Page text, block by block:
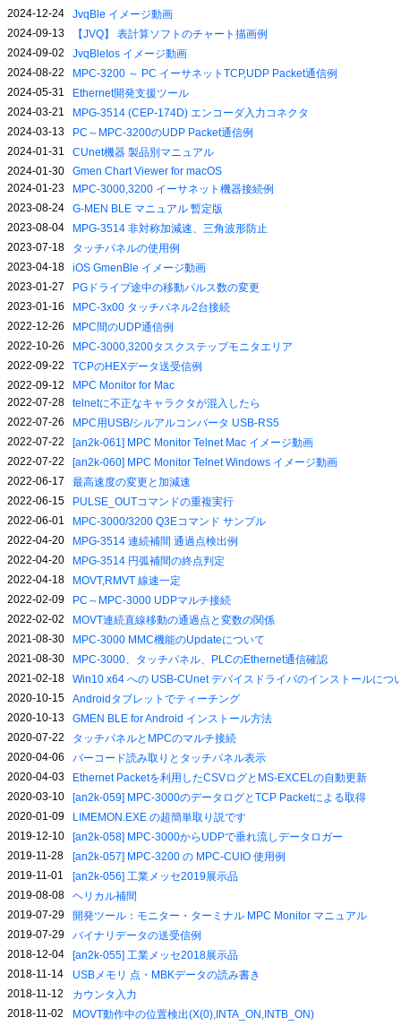
2024-12-24
JvqBle イメージ動画
2024-09-13
【JVQ】 表計算ソフトのチャート描画例
2024-09-02
JvqBleIos イメージ動画
2024-08-22
MPC-3200 ～ PC イーサネットTCP,UDP Packet通信例
2024-05-31
Ethernet開発支援ツール
2024-03-21
MPG-3514 (CEP-174D) エンコーダ入力コネクタ
2024-03-13
PC～MPC-3200のUDP Packet通信例
2024-01-31
CUnet機器 製品別マニュアル
2024-01-30
Gmen Chart Viewer for macOS
2024-01-23
MPC-3000,3200 イーサネット機器接続例
2023-08-24
G-MEN BLE マニュアル 暫定版
2023-08-04
MPG-3514 非対称加減速、三角波形防止
2023-07-18
タッチパネルの使用例
2023-04-18
iOS GmenBle イメージ動画
2023-01-27
PGドライブ途中の移動パルス数の変更
2023-01-16
MPC-3x00 タッチパネル2台接続
2022-12-26
MPC間のUDP通信例
2022-10-26
MPC-3000,3200タスクステップモニタエリア
2022-09-22
TCPのHEXデータ送受信例
2022-09-12
MPC Monitor for Mac
2022-07-28
telnetに不正なキャラクタが混入したら
2022-07-26
MPC用USB/シルアルコンバータ USB-RS5
2022-07-22
[an2k-061] MPC Monitor Telnet Mac イメージ動画
2022-07-22
[an2k-060] MPC Monitor Telnet Windows イメージ動画
2022-06-17
最高速度の変更と加減速
2022-06-15
PULSE_OUTコマンドの重複実行
2022-06-01
MPC-3000/3200 Q3Eコマンド サンプル
2022-04-20
MPG-3514 連続補間 通過点検出例
2022-04-20
MPG-3514 円弧補間の終点判定
2022-04-18
MOVT,RMVT 線速一定
2022-02-09
PC～MPC-3000 UDPマルチ接続
2022-02-02
MOVT連続直線移動の通過点と変数の関係
2021-08-30
MPC-3000 MMC機能のUpdateについて
2021-08-30
MPC-3000、タッチパネル、PLCのEthernet通信確認
2021-02-18
Win10 x64 への USB-CUnet デバイスドライバのインストールにつ
2020-10-15
Androidタブレットでティーチング
2020-10-13
GMEN BLE for Android インストール方法
2020-07-22
タッチパネルとMPCのマルチ接続
2020-04-06
バーコード読み取りとタッチパネル表示
2020-04-03
Ethernet Packetを利用したCSVログとMS-EXCELの自動更新
2020-03-10
[an2k-059] MPC-3000のデータログとTCP Packetによる取得
2020-01-09
LIMEMON.EXE の超簡単取り説です
2019-12-10
[an2k-058] MPC-3000からUDPで垂れ流しデータロガー
2019-11-28
[an2k-057] MPC-3200 の MPC-CUIO 使用例
2019-11-01
[an2k-056] 工業メッセ2019展示品
2019-08-08
ヘリカル補間
2019-07-29
開発ツール：モニター・ターミナル MPC Monitor マニュアル
2019-07-29
バイナリデータの送受信例
2018-12-04
[an2k-055] 工業メッセ2018展示品
2018-11-14
USBメモリ 点・MBKデータの読み書き
2018-11-12
カウンタ入力
2018-11-02
MOVT動作中の位置検出(X(0),INTA_ON,INTB_ON)